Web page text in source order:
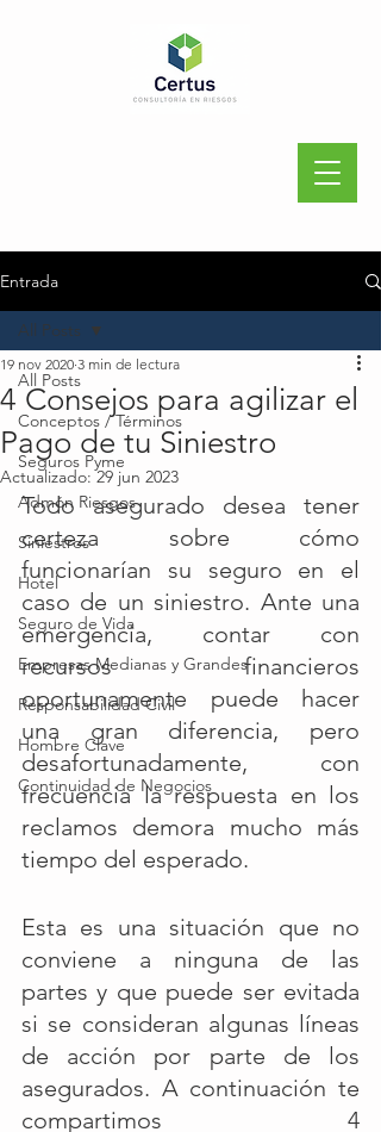
Entrada
All Posts
Conceptos / Términos
Seguros Pyme
Admón Riesgos
Siniestros
Hotel
Seguro de Vida
Empresas Medianas y Grandes
Responsabilidad Civil
Hombre Clave
Continuidad de Negocios
All Posts
4 Consejos para agilizar el
Pago de tu Siniestro
19 nov 2020 3 min de lectura
Actualizado:29 jun 2023
Todo asegurado desea tener
certeza sobre cómo
funcionarían su seguro en el
caso de un siniestro. Ante una
emergencia, contar con
recursos financieros
oportunamente puede hacer
una gran diferencia, pero
desafortunadamente, con
frecuencia la respuesta en los
reclamos demora mucho más
tiempo del esperado.
Esta es una situación que no
conviene a ninguna de las
partes y que puede ser evitada
si se consideran algunas líneas
de acción por parte de los
asegurados. A continuación te
compartimos 4